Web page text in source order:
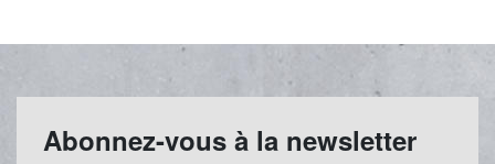
Abonnez-vous à la newsletter